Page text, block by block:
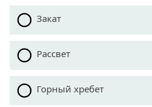
Закат
Рассвет
Горный хребет